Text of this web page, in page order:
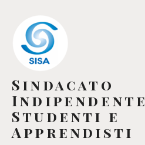
content
Sindacato
Indipendente
Studenti e
Apprendisti